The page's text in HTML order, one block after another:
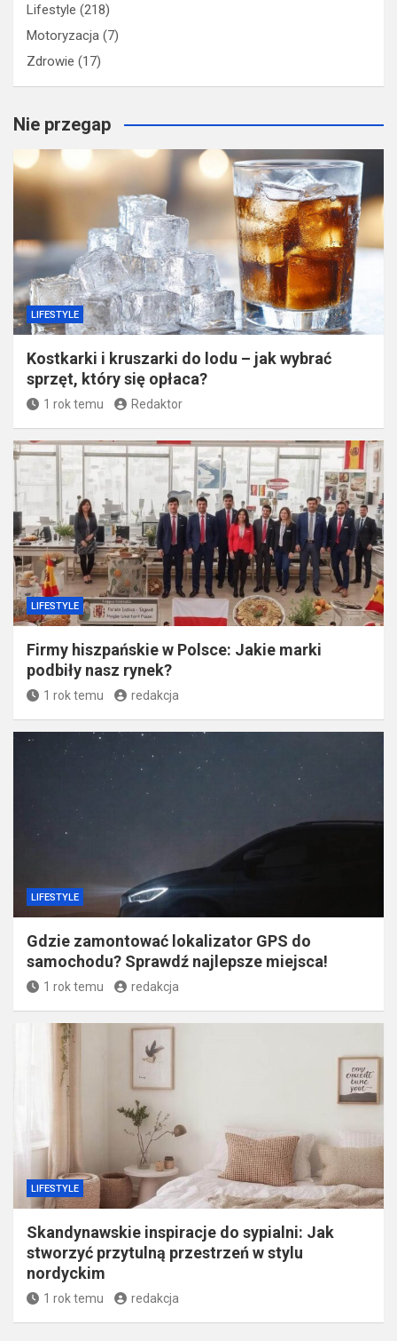
Lifestyle (218)
Motoryzacja (7)
Zdrowie (17)
Nie przegap
LIFESTYLE
​Kostkarki i kruszarki do lodu – jak wybrać
sprzęt, który się opłaca?
1 rok temu Redaktor
LIFESTYLE
Firmy hiszpańskie w Polsce: Jakie marki
podbiły nasz rynek?
1 rok temu redakcja
LIFESTYLE
Gdzie zamontować lokalizator GPS do
samochodu? Sprawdź najlepsze miejsca!
1 rok temu redakcja
LIFESTYLE
Skandynawskie inspiracje do sypialni: Jak
stworzyć przytulną przestrzeń w stylu
nordyckim
1 rok temu redakcja